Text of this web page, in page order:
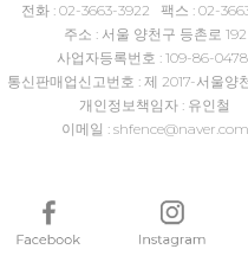
전화 : 02-3663-3922 팩스 : 02-
주소 : 서울 양천구 등촌로 192
사업자등록번호 : 109-86-
통신판매업신고번호 : 제 2017-서울양
개인정보책임자 : 유인철
이메일 : shfence@naver.com